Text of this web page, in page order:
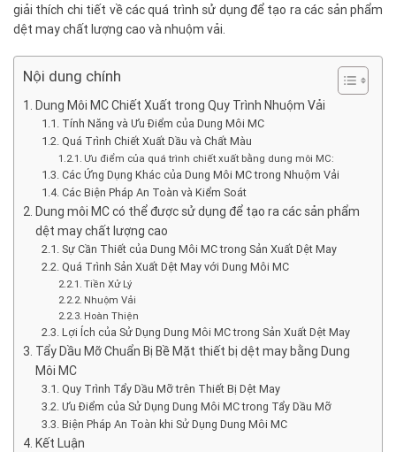
giải thích chi tiết về các quá trình sử dụng để tạo ra các sản phẩm
dệt may chất lượng cao và nhuộm vải.
Nội dung chính
Dung Môi MC Chiết Xuất trong Quy Trình Nhuộm Vải
Tính Năng và Ưu Điểm của Dung Môi MC
Quá Trình Chiết Xuất Dầu và Chất Màu
Ưu điểm của quá trình chiết xuất bằng dung môi MC:
Các Ứng Dụng Khác của Dung Môi MC trong Nhuộm Vải
Các Biện Pháp An Toàn và Kiểm Soát
Dung môi MC có thể được sử dụng để tạo ra các sản phẩm
dệt may chất lượng cao
Sự Cần Thiết của Dung Môi MC trong Sản Xuất Dệt May
Quá Trình Sản Xuất Dệt May với Dung Môi MC
Tiền Xử Lý
Nhuộm Vải
Hoàn Thiện
Lợi Ích của Sử Dụng Dung Môi MC trong Sản Xuất Dệt May
Tẩy Dầu Mỡ Chuẩn Bị Bề Mặt thiết bị dệt may bằng Dung
Môi MC
Quy Trình Tẩy Dầu Mỡ trên Thiết Bị Dệt May
Ưu Điểm của Sử Dụng Dung Môi MC trong Tẩy Dầu Mỡ
Biện Pháp An Toàn khi Sử Dụng Dung Môi MC
Kết Luận